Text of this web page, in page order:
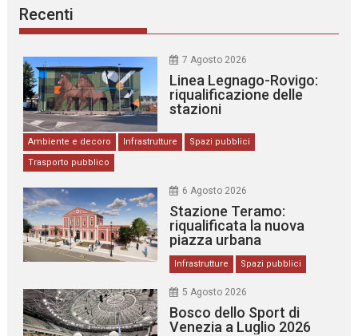
Recenti
7 Agosto 2026
Linea Legnago-Rovigo:
riqualificazione delle
stazioni
Ambiente e decoro Infrastrutture
Spazi pubblici
Trasporto pubblico
6 Agosto 2026
Stazione Teramo:
riqualificata la nuova
piazza urbana
Infrastrutture Spazi pubblici
5 Agosto 2026
Bosco dello Sport di
Venezia a Luglio 2026